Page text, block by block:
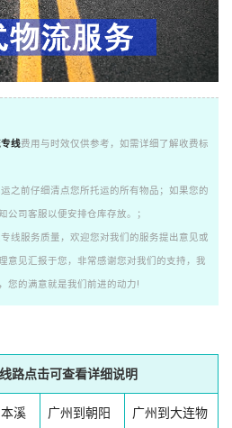
线费用与时效仅供参考，如需详细了解收费标
之前仔细清点您所托运的所有物品；如果您的
公司客服以便安排仓库存放。；
线服务质量，欢迎您对我们的服务提出意见或
意见汇报于您，非常感谢您对我们的支持，我
您的满意就是我们前进的动力!
路点击可查看详细说明
溪
广州到朝阳
广州到大连物